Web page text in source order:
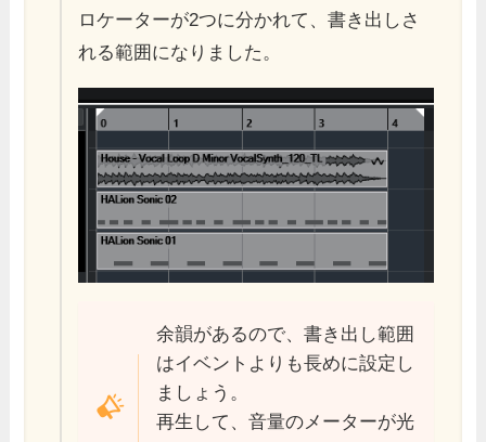
ロケーターが2つに分かれて、書き出しさ
れる範囲になりました。
余韻があるので、書き出し範囲
はイベントよりも長めに設定し
ましょう。
再生して、音量のメーターが光